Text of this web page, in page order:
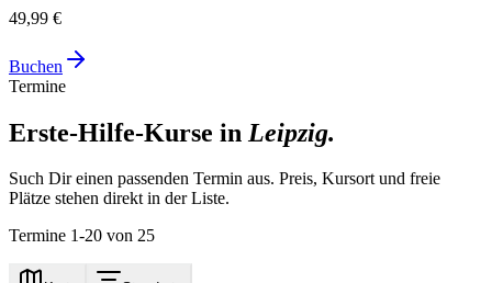
49,99 €
Buchen
Termine
Erste-Hilfe-Kurse in Leipzig.
Such Dir einen passenden Termin aus. Preis, Kursort und freie
Plätze stehen direkt in der Liste.
Termine 1-20 von 25